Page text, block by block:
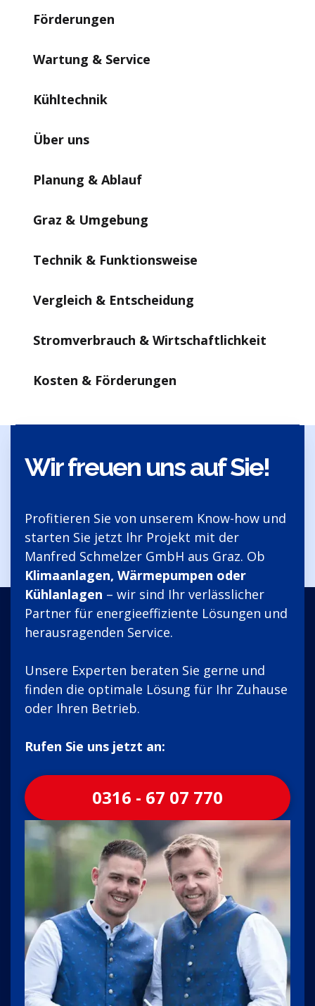
Förderungen
Wartung & Service
Kühltechnik
Über uns
Planung & Ablauf
Graz & Umgebung
Technik & Funktionsweise
Vergleich & Entscheidung
Stromverbrauch & Wirtschaftlichkeit
Kosten & Förderungen
Wir freuen uns auf Sie!
Profitieren Sie von unserem Know-how und
starten Sie jetzt Ihr Projekt mit der
Manfred Schmelzer GmbH aus Graz. Ob
Klimaanlagen, Wärmepumpen oder
Kühlanlagen – wir sind Ihr verlässlicher
Partner für energieeffiziente Lösungen und
herausragenden Service.
Unsere Experten beraten Sie gerne und
finden die optimale Lösung für Ihr Zuhause
oder Ihren Betrieb.
Rufen Sie uns jetzt an:
0316 - 67 07 770